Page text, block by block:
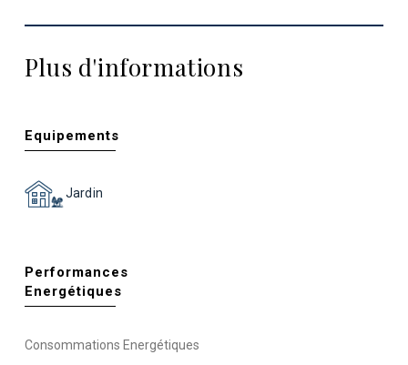
Plus d'informations
Equipements
Jardin
Performances
Energétiques
Consommations Energétiques